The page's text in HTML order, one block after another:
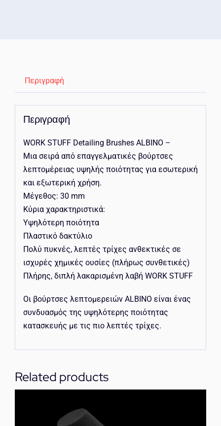
Περιγραφή
Περιγραφή
WORK STUFF Detailing Brushes ALBINO –
Μια σειρά από επαγγελματικές βούρτσες
λεπτομέρειας υψηλής ποιότητας για εσωτερική
και εξωτερική χρήση.
Μέγεθος: 30 mm
Κύρια χαρακτηριστικά:
Υψηλότερη ποιότητα
Πλαστικό δακτύλιο
Πολύ πυκνές, λεπτές τρίχες ανθεκτικές σε
ισχυρές χημικές ουσίες (πλήρως συνθετικές)
Πλήρης, διπλή λακαρισμένη λαβή WORK STUFF
Οι βούρτσες λεπτομερειών ALBINO είναι ένας
συνδυασμός της υψηλότερης ποιότητας
κατασκευής με τις πιο λεπτές τρίχες.
Related products